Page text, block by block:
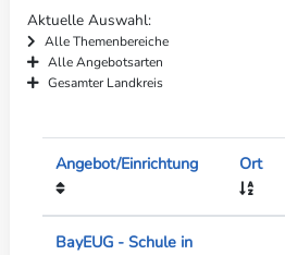
Aktuelle Auswahl
Alle Themenbereiche
Alle Angebotsarten
Gesamter Landkreis
Angebot/Einrichtung
Ort
BayEUG - Schule in